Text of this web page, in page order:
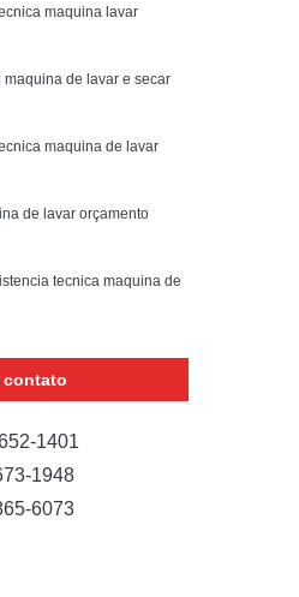
Refrigerador
com Defeito
Não Liga
Tecnica
Secadora
para Secadora
Secadora
Samsung
de Fogão
Fogão
maquina lavar
de lavar e secar
maquina de lavar
de lavar orçamento
tecnica maquina de
lavar Vila Maria
contato
1401
1948
6073